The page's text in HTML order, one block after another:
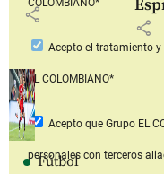
share
share
Fútbol
Acepto el tratamiento y
EL COLOMBIANO*
Acepto que Grupo EL
personales con terceros